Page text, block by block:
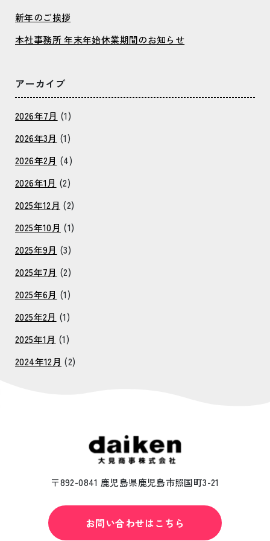
新年のご挨拶
本社事務所 年末年始休業期間のお知らせ
アーカイブ
2026年7月 (1)
2026年3月 (1)
2026年2月 (4)
2026年1月 (2)
2025年12月 (2)
2025年10月 (1)
2025年9月 (3)
2025年7月 (2)
2025年6月 (1)
2025年2月 (1)
2025年1月 (1)
2024年12月 (2)
〒892-0841 鹿児島県鹿児島市照国町3-21
お問い合わせはこちら